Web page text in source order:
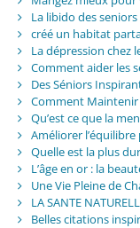
La libido des seniors
créé un habitat
La dépression chez
Comment aider les
Des Séniors
Comment
Qu’est ce que la
Améliorer
Quelle est la plus
L’âge en or : la
Une Vie Pleine de
LA SANTE
Belles citations